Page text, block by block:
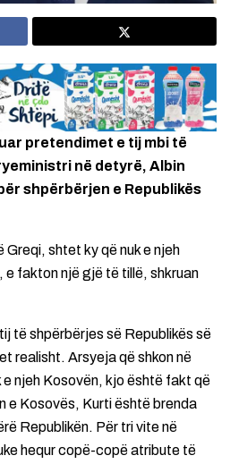
pretendimet e tij mbi të
në detyrë, Albin
shpërbërjen e Republikës
shtet ky që nuk e njeh
fakton një gjë të tillë, shkruan
të shpërbërjes së Republikës së
realisht. Arsyeja që shkon në
e njeh Kosovën, kjo është fakt që
e Kosovës, Kurti është brenda
Republikën. Për tri vite në
hequr copë-copë atribute të